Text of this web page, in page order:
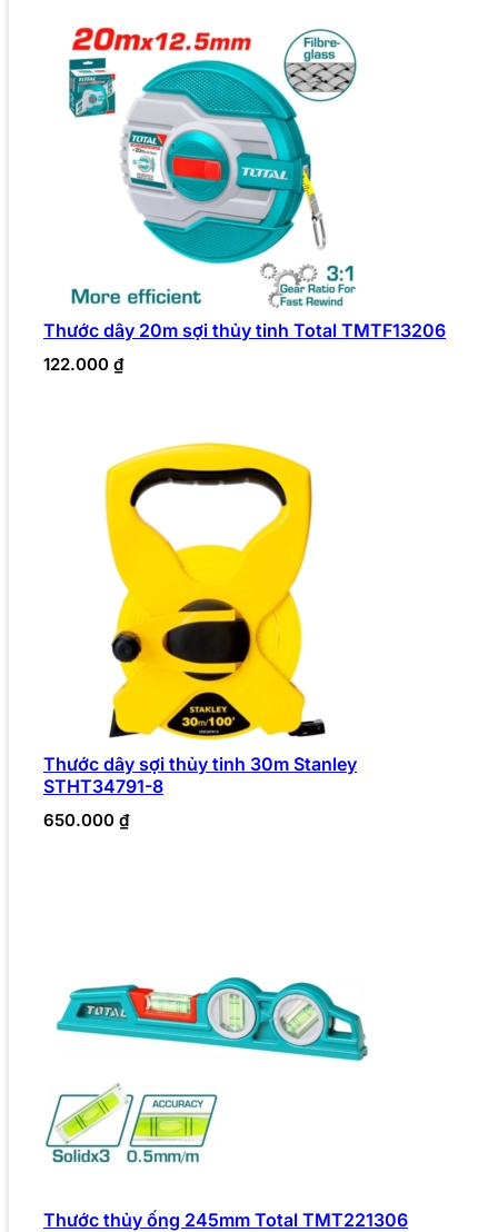
Thước dây 20m sợi thủy tinh Total TMTF13206
122.000 ₫
Thước dây sợi thủy tinh 30m Stanley
STHT34791-8
650.000 ₫
Thước thủy ống 245mm Total TMT221306